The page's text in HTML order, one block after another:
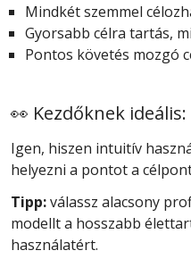
Mindkét szemmel
Gyorsabb célra tartás,
Pontos követés mozgó
👀 Kezdőknek ideális:
Igen, hiszen intuitív
helyezni a pontot a
Tipp:válassz alacsony
modellt a hosszabb
használatért.